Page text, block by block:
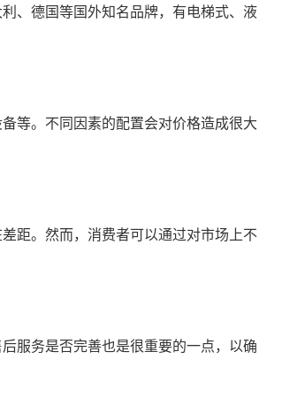
、德国等国外知名品牌，有电梯式、液
等。不同因素的配置会对价格造成很大
距。然而，消费者可以通过对市场上不
服务是否完善也是很重要的一点，以确